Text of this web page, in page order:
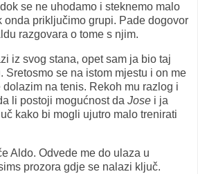
se ne uhodamo i steknemo malo
onda priključimo grupi. Pade dogovor
razgovara o tome s njim.
iz svog stana, opet sam ja bio taj
Sretosmo se na istom mjestu i on me
na tenis. Rekoh mu razlog i
li postoji mogućnost da Jose i ja
kako bi mogli ujutro malo trenirati
Aldo. Odvede me do ulaza u
prozora gdje se nalazi ključ.